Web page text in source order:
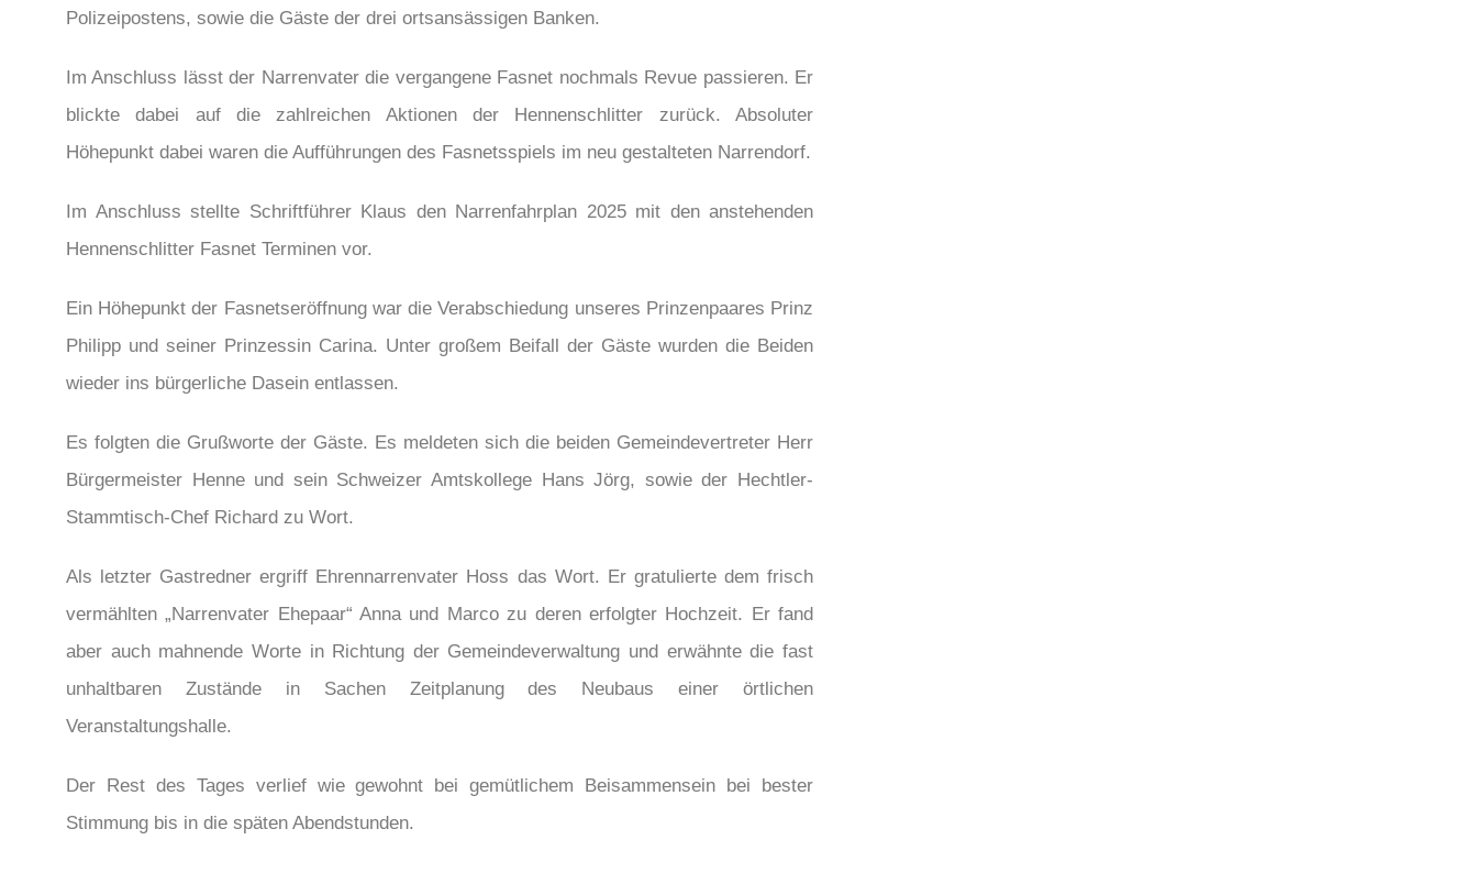
Polizeipostens, sowie die Gäste der drei ortsansässigen Banken.
Im Anschluss lässt der Narrenvater die vergangene Fasnet nochmals Revue passieren. Er
blickte dabei auf die zahlreichen Aktionen der Hennenschlitter zurück. Absoluter
Höhepunkt dabei waren die Aufführungen des Fasnetsspiels im neu gestalteten Narrendorf.
Im Anschluss stellte Schriftführer Klaus den Narrenfahrplan 2025 mit den anstehenden
Hennenschlitter Fasnet Terminen vor.
Ein Höhepunkt der Fasnetseröffnung war die Verabschiedung unseres Prinzenpaares Prinz
Philipp und seiner Prinzessin Carina. Unter großem Beifall der Gäste wurden die Beiden
wieder ins bürgerliche Dasein entlassen.
Es folgten die Grußworte der Gäste. Es meldeten sich die beiden Gemeindevertreter Herr
Bürgermeister Henne und sein Schweizer Amtskollege Hans Jörg, sowie der Hechtler-
Stammtisch-Chef Richard zu Wort.
Als letzter Gastredner ergriff Ehrennarrenvater Hoss das Wort. Er gratulierte dem frisch
vermählten „Narrenvater Ehepaar“ Anna und Marco zu deren erfolgter Hochzeit. Er fand
aber auch mahnende Worte in Richtung der Gemeindeverwaltung und erwähnte die fast
unhaltbaren Zustände in Sachen Zeitplanung des Neubaus einer örtlichen
Veranstaltungshalle.
Der Rest des Tages verlief wie gewohnt bei gemütlichem Beisammensein bei bester
Stimmung bis in die späten Abendstunden.